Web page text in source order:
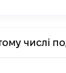
числі